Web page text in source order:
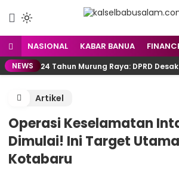
NASIONAL KABAR BANUA
NEWS 24 Tahun Murung Raya: DPRD
Artikel
Operasi Keselamatan
Dimulai! Ini Target
Kotabaru